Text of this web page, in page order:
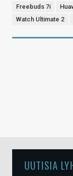
Freebuds 7i
Watch Ultimate 2
UUTISIA